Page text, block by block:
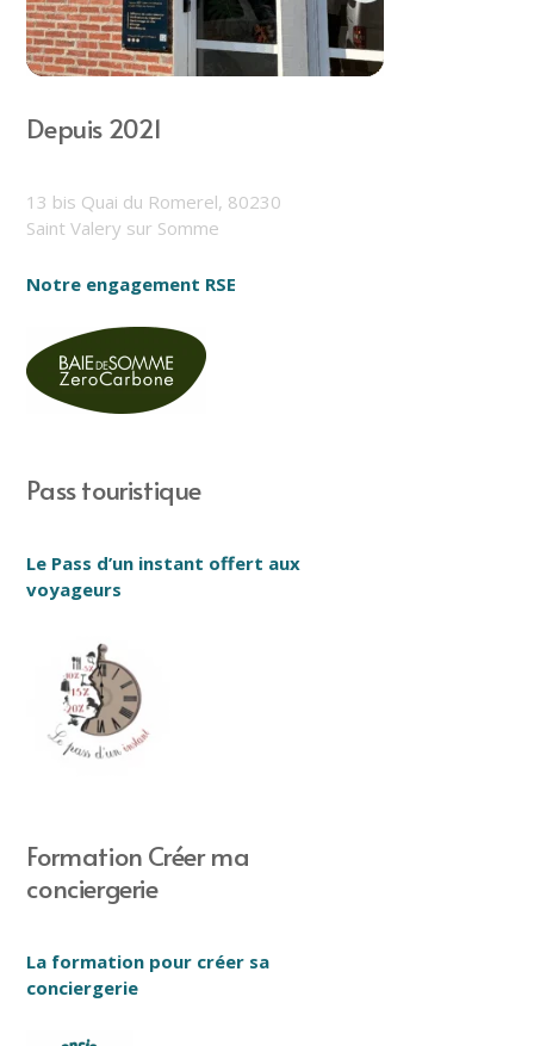
Depuis 2021
13 bis Quai du Romerel, 80230
Saint Valery sur Somme
Notre engagement RSE
Pass touristique
Le Pass d’un instant offert aux
voyageurs
Formation Créer ma
conciergerie
La formation pour créer sa
conciergerie